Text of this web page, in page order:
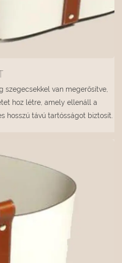
szegecsekkel van megerősítve,
hoz létre, amely ellenáll a
hosszú távú tartósságot biztosít.